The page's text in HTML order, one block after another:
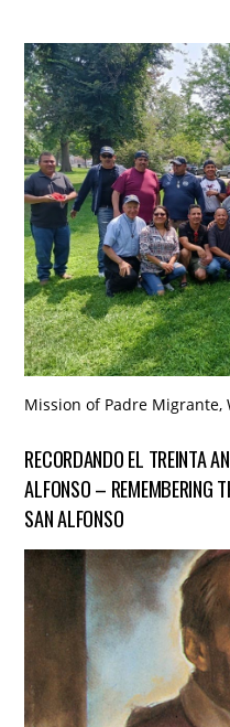
Mission of Padre Migrante,
RECORDANDO EL TREINTA
ALFONSO – REMEMBERING
SAN ALFONSO